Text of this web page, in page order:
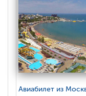
Авиабилет из